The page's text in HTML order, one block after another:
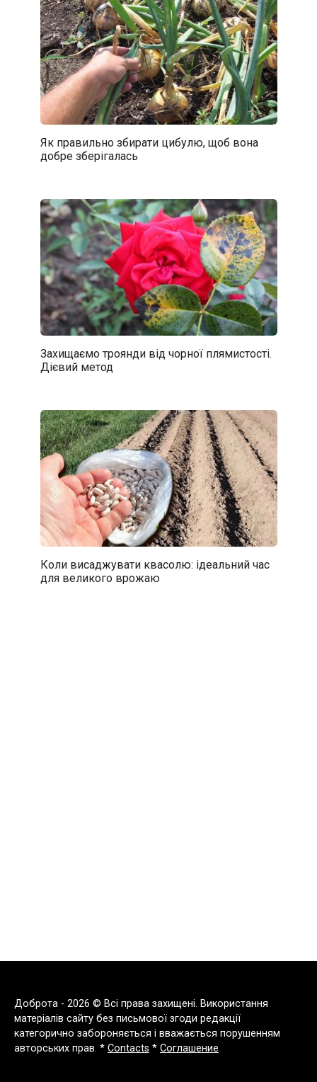
Як правильно збирати цибулю, щоб вона
добре зберігалась
Захищаємо троянди від чорної плямистості.
Дієвий метод
Коли висаджувати квасолю: ідеальний час
для великого врожаю
Доброта - 2026 © Всі права захищені. Використання
матеріалів сайту без письмової згоди редакції
категорично забороняється і вважається порушенням
авторських прав. * Contacts * Соглашение